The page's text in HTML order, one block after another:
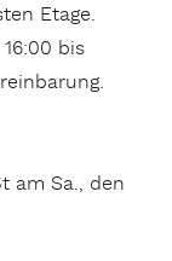
Etage.
bis
am Sa., den